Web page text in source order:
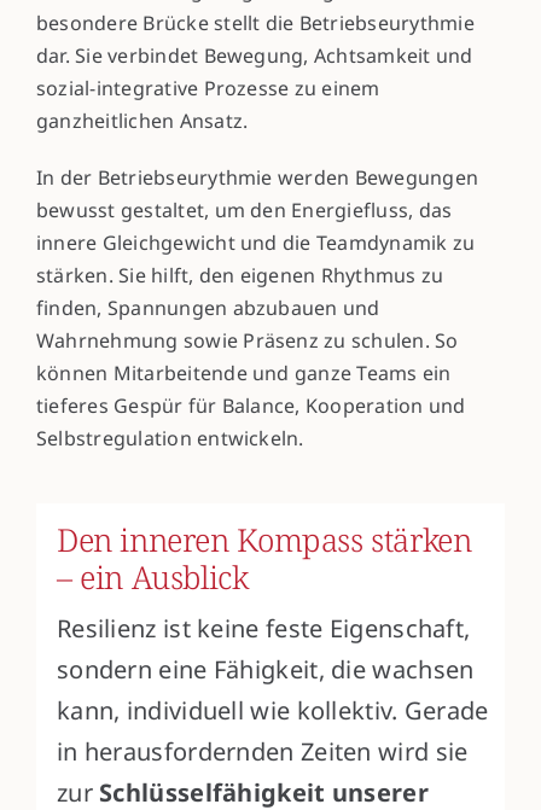
besondere Brücke stellt die Betriebseurythmie
dar. Sie verbindet Bewegung, Achtsamkeit und
sozial-integrative Prozesse zu einem
ganzheitlichen Ansatz.
In der Betriebseurythmie werden Bewegungen
bewusst gestaltet, um den Energiefluss, das
innere Gleichgewicht und die Teamdynamik zu
stärken. Sie hilft, den eigenen Rhythmus zu
finden, Spannungen abzubauen und
Wahrnehmung sowie Präsenz zu schulen. So
können Mitarbeitende und ganze Teams ein
tieferes Gespür für Balance, Kooperation und
Selbstregulation entwickeln.
Den inneren Kompass stärken
– ein Ausblick
Resilienz ist keine feste Eigenschaft,
sondern eine Fähigkeit, die wachsen
kann, individuell wie kollektiv. Gerade
in herausfordernden Zeiten wird sie
zur Schlüsselfähigkeit unserer